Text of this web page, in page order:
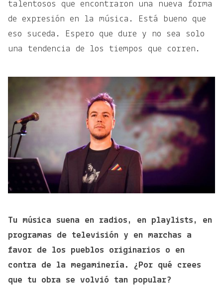
talentosos que encontraron una nueva forma
de expresión en la música. Está bueno que
eso suceda. Espero que dure y no sea solo
una tendencia de los tiempos que corren.
Tu música suena en radios, en playlists, en
programas de televisión y en marchas a
favor de los pueblos originarios o en
contra de la megaminería. ¿Por qué crees
que tu obra se volvió tan popular?